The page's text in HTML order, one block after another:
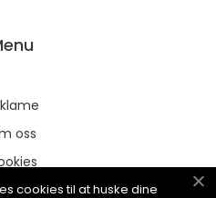
oss
Oss
cookies til at huske dine